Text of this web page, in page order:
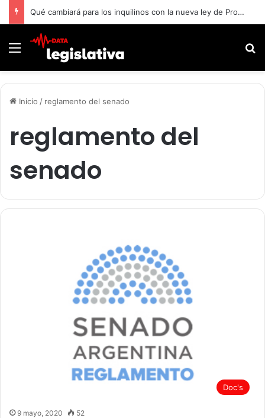
Qué cambiará para los inquilinos con la nueva ley de Propiedad Privada
Menú
Inicio / reglamento del senado
reglamento del
senado
Doc's
9 mayo, 2020 52